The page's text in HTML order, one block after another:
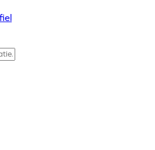
Zoek leveranciers, inspiratie...